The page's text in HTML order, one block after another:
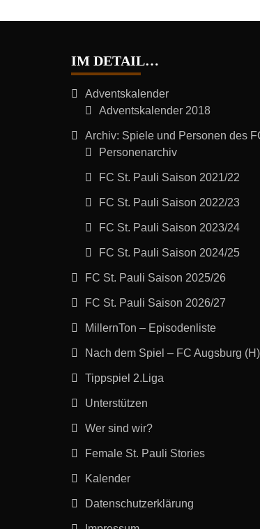
IM DETAIL…
Adventskalender
Adventskalender 2018
Archiv: Spiele und Personen des
Personenarchiv
FC St. Pauli Saison 2021/22
FC St. Pauli Saison 2022/23
FC St. Pauli Saison 2023/24
FC St. Pauli Saison 2024/25
FC St. Pauli Saison 2025/26
FC St. Pauli Saison 2026/27
MillernTon – Episodenliste
Nach dem Spiel – FC Augsburg
Tippspiel 2.Liga
Unterstützen
Wer sind wir?
Female St. Pauli Stories
Kalender
Datenschutzerklärung